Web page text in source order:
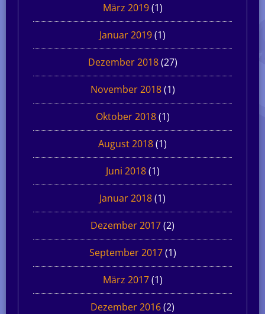
März 2019(1)
Januar 2019(1)
Dezember 2018(27)
November 2018(1)
Oktober 2018(1)
August 2018(1)
Juni 2018(1)
Januar 2018(1)
Dezember 2017(2)
September 2017(1)
März 2017(1)
Dezember 2016(2)